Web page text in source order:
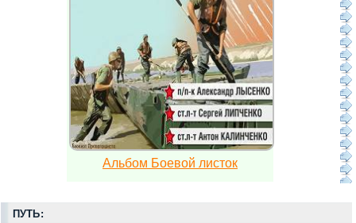
Альбом Боевой листок
ПУТЬ: